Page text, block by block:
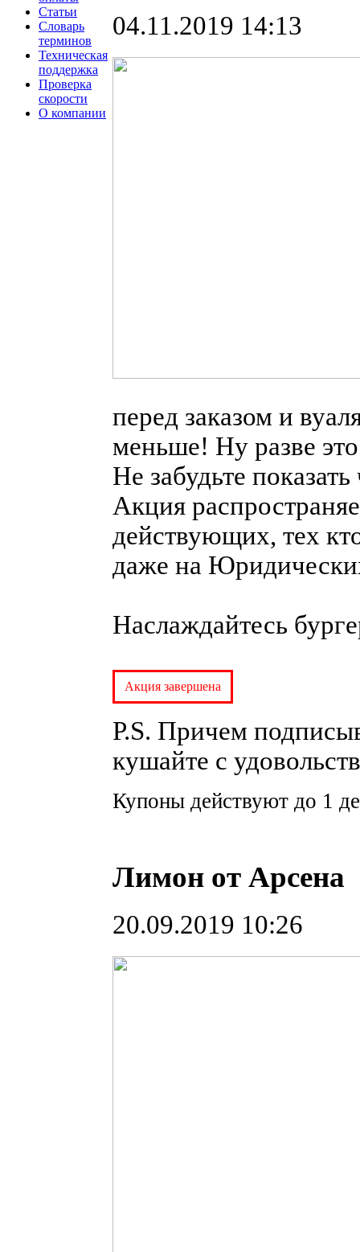
Статьи
Словарь
терминов
Техническая
поддержка
Проверка
скорости
О компании
04.11.2019 14:13
перед заказом и
меньше! Ну разве
Не забудьте
Акция
действующих, тех
даже на
Наслаждайтесь
Акция завершена
P.S. Причем
кушайте с
Купоны действуют до 1
Лимон от Арсена
20.09.2019 10:26